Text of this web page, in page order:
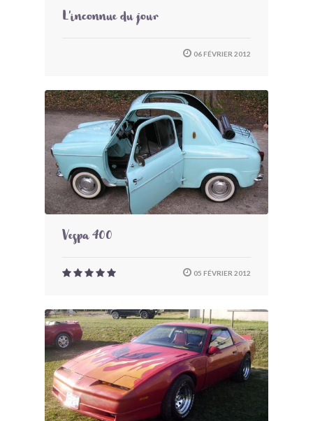
L'inconnue du jour
06 FÉVRIER 2012
Vespa 400
05 FÉVRIER 2012